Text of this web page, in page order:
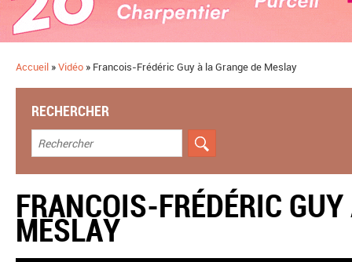
Accueil »Vidéo » Francois-Frédéric Guy à la Grange de Meslay
RECHERCHER
FRANCOIS-FRÉDÉRIC
MESLAY